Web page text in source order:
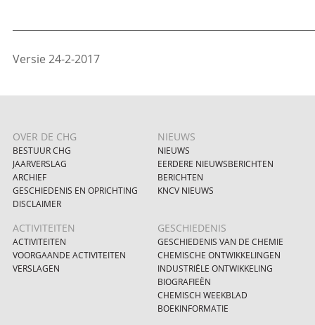
Versie 24-2-2017
OVER DE CHG
BESTUUR CHG
JAARVERSLAG
ARCHIEF
GESCHIEDENIS EN OPRICHTING
DISCLAIMER
NIEUWS
NIEUWS
EERDERE NIEUWSBERICHTEN
BERICHTEN
KNCV NIEUWS
ACTIVITEITEN
ACTIVITEITEN
VOORGAANDE ACTIVITEITEN
VERSLAGEN
GESCHIEDENIS
GESCHIEDENIS VAN DE CHEMIE
CHEMISCHE ONTWIKKELINGEN
INDUSTRIËLE ONTWIKKELING
BIOGRAFIEËN
CHEMISCH WEEKBLAD
BOEKINFORMATIE